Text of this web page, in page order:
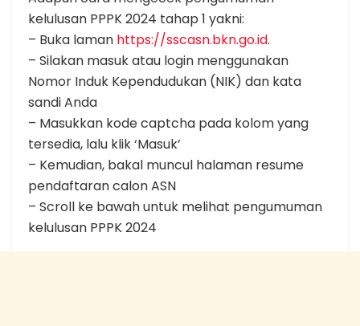
kelulusan PPPK 2024 tahap 1 yakni:
– Buka laman https://sscasn.bkn.go.id.
– Silakan masuk atau login menggunakan
Nomor Induk Kependudukan (NIK) dan kata
sandi Anda
– Masukkan kode captcha pada kolom yang
tersedia, lalu klik ‘Masuk’
– Kemudian, bakal muncul halaman resume
pendaftaran calon ASN
– Scroll ke bawah untuk melihat pengumuman
kelulusan PPPK 2024